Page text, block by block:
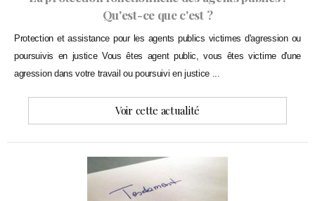
Qu'est-ce que c'est ?
Protection et assistance pour les agents publics victimes d'agression ou
poursuivis en justice Vous êtes agent public, vous êtes victime d'une
agression dans votre travail ou poursuivi en justice ...
Voir cette actualité